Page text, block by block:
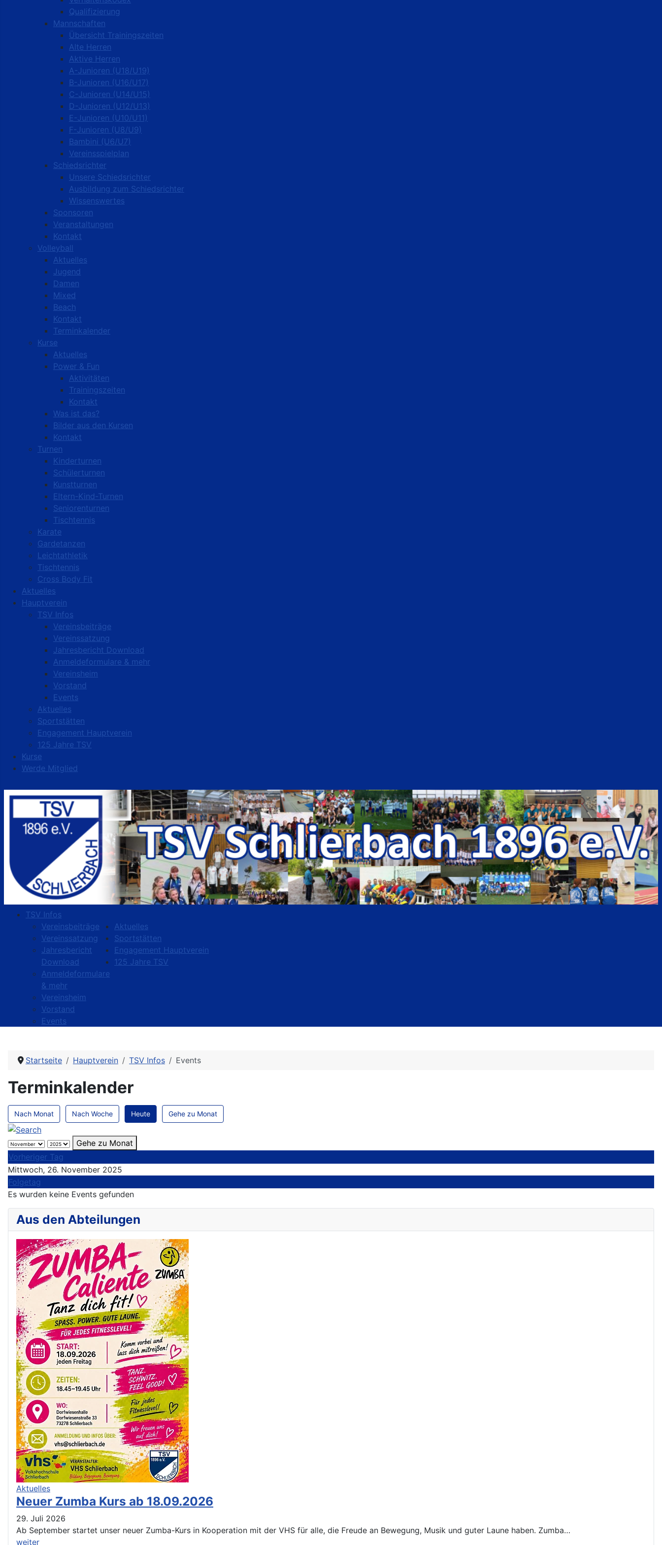
Qualifizierung
Mannschaften
Übersicht Trainingszeiten
Alte Herren
Aktive Herren
A-Junioren (U18/U19)
B-Junioren (U16/U17)
C-Junioren (U14/U15)
D-Junioren (U12/U13)
E-Junioren (U10/U11)
F-Junioren (U8/U9)
Bambini (U6/U7)
Vereinsspielplan
Schiedsrichter
Unsere Schiedsrichter
Ausbildung zum Schiedsrichter
Wissenswertes
Sponsoren
Veranstaltungen
Kontakt
Volleyball
Aktuelles
Jugend
Damen
Mixed
Beach
Kontakt
Terminkalender
Kurse
Aktuelles
Power & Fun
Aktivitäten
Trainingszeiten
Kontakt
Was ist das?
Bilder aus den Kursen
Kontakt
Turnen
Kinderturnen
Schülerturnen
Kunstturnen
Eltern-Kind-Turnen
Seniorenturnen
Tischtennis
Karate
Gardetanzen
Leichtathletik
Tischtennis
Cross Body Fit
Aktuelles
Hauptverein
TSV Infos
Vereinsbeiträge
Vereinssatzung
Jahresbericht Download
Anmeldeformulare & mehr
Vereinsheim
Vorstand
Events
Aktuelles
Sportstätten
Engagement Hauptverein
125 Jahre TSV
Kurse
Werde Mitglied
TSV Infos
Vereinsbeiträge
Vereinssatzung
Jahresbericht
Download
Anmeldeformulare
& mehr
Vereinsheim
Vorstand
Events
Aktuelles
Sportstätten
Engagement Hauptverein
125 Jahre TSV
Startseite Hauptverein TSV Infos Events
Terminkalender
Nach Monat Nach Woche Heute Gehe zu Monat
Gehe zu Monat
Vorheriger Tag
Mittwoch, 26. November 2025
Folgetag
Es wurden keine Events gefunden
Aus den Abteilungen
Aktuelles
Neuer Zumba Kurs ab 18.09.2026
29. Juli 2026
Ab September startet unser neuer Zumba-Kurs in Kooperation mit der VHS für alle, die Freude an Bewegung, Musik und guter Laune haben. Zumba…
weiter